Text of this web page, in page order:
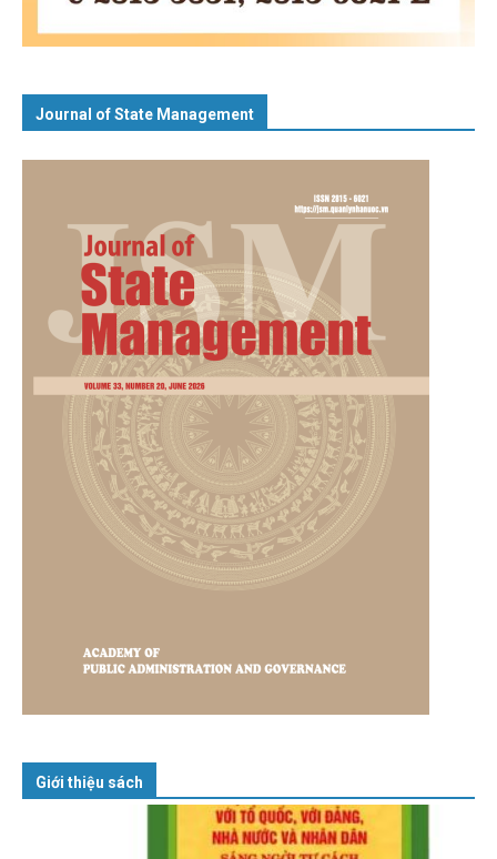
Journal of State Management
Giới thiệu sách